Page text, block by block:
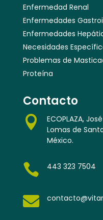
Enfermedad Renal
Enfermedades
Enfermedades
Necesidades
Problemas de
Proteína
Contacto

ECOPLAZA,
Lomas de
México.
 443 323 7504
